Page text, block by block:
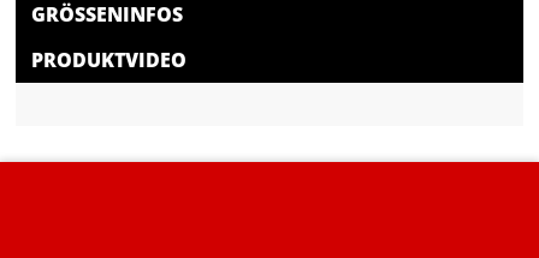
GRÖSSENINFOS
PRODUKTVIDEO